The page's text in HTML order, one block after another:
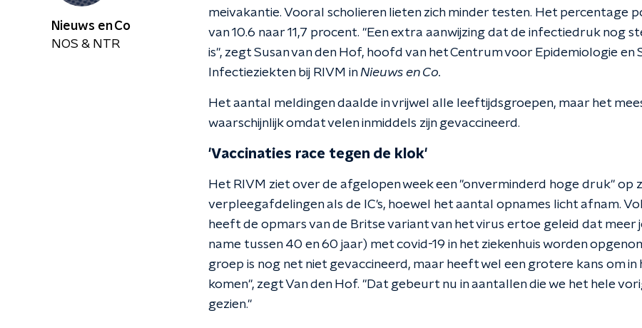
meivakantie. Vooral scholieren lieten zich minder testen. Het percentage
van 10.6 naar 11,7 procent. "Een extra aanwijzing dat de infectiedruk nog
is", zegt Susan van den Hof, hoofd van het Centrum voor Epidemiologie en
Infectieziekten bij RIVM inNieuws en Co.
Het aantal meldingen daalde in vrijwel alle leeftijdsgroepen, maar het
waarschijnlijk omdat velen inmiddels zijn gevaccineerd.
'Vaccinaties race tegen de klok'
Het RIVM ziet over de afgelopen week een "onverminderd hoge druk" op
verpleegafdelingen als de IC's, hoewel het aantal opnames licht afnam.
heeft de opmars van de Britse variant van het virus ertoe geleid dat meer
name tussen 40 en 60 jaar) met covid-19 in het ziekenhuis worden
groep is nog net niet gevaccineerd, maar heeft wel een grotere kans om in
komen", zegt Van den Hof. "Dat gebeurt nu in aantallen die we het hele
gezien."
Nieuws en Co
NOS & NTR